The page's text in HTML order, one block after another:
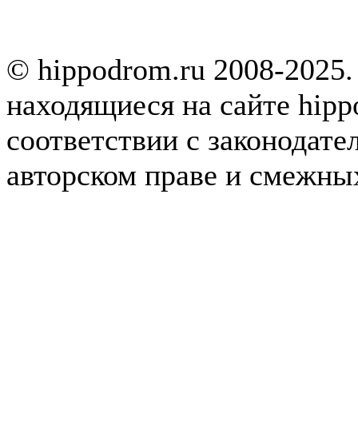
© hippodrom.ru 2008-
находящиеся на сайте
соответствии с
авторском праве и